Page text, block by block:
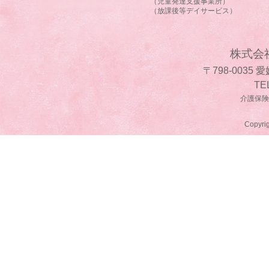
（放課後等デイサービス）
株式会
〒798-0035 愛
介護保